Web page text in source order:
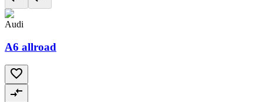
Audi
A6 allroad